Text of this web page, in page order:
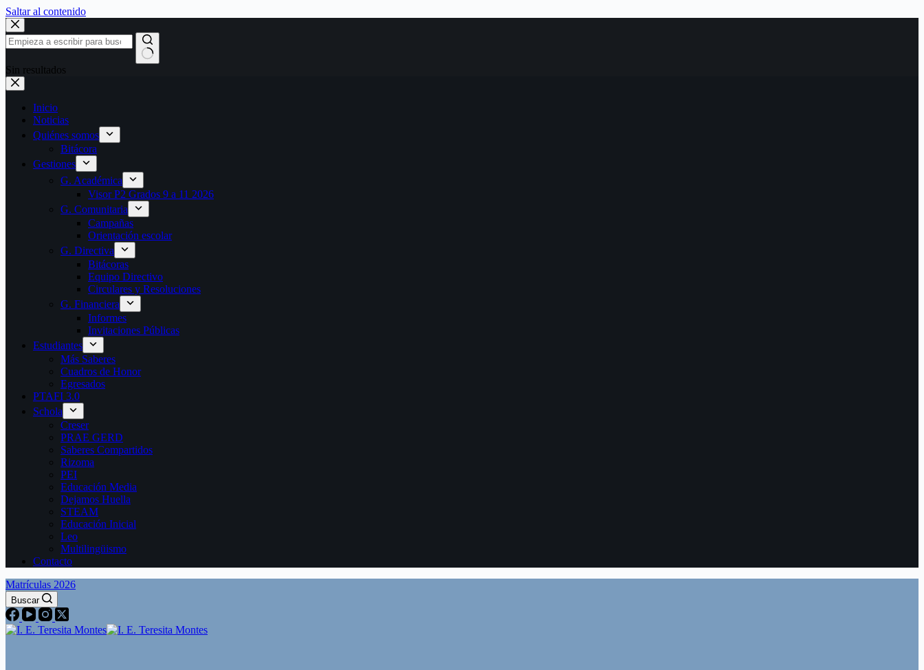
Saltar al contenido
Sin resultados
Inicio
Noticias
Quiénes somos
Bitácora
Gestiones
G. Académica
Visor P2 Grados 9 a 11 2026
G. Comunitaria
Campañas
Orientación escolar
G. Directiva
Bitácoras
Equipo Directivo
Circulares y Resoluciones
G. Financiera
Informes
Invitaciones Públicas
Estudiantes
Más Saberes
Cuadros de Honor
Egresados
PTAFI 3.0
Schola
Creser
PRAE GERD
Saberes Compartidos
Rizoma
PEI
Educación Media
Dejamos Huella
STEAM
Educación Inicial
Leo
Multilingüismo
Contacto
Matrículas 2026
Buscar